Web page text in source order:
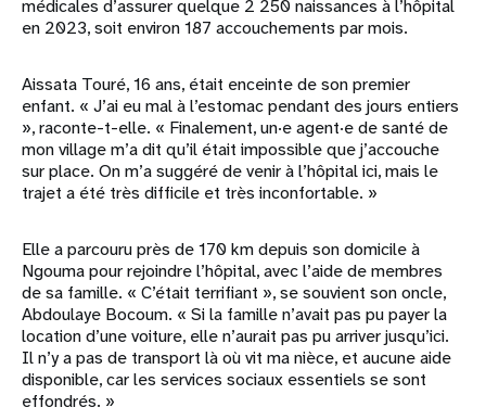
médicales d’assurer quelque 2 250 naissances à l’hôpital
en 2023, soit environ 187 accouchements par mois.
Aissata Touré, 16 ans, était enceinte de son premier
enfant. « J’ai eu mal à l’estomac pendant des jours entiers
», raconte-t-elle. « Finalement, un·e agent·e de santé de
mon village m’a dit qu’il était impossible que j’accouche
sur place. On m’a suggéré de venir à l’hôpital ici, mais le
trajet a été très difficile et très inconfortable. »
Elle a parcouru près de 170 km depuis son domicile à
Ngouma pour rejoindre l’hôpital, avec l’aide de membres
de sa famille. « C’était terrifiant », se souvient son oncle,
Abdoulaye Bocoum. « Si la famille n’avait pas pu payer la
location d’une voiture, elle n’aurait pas pu arriver jusqu’ici.
Il n’y a pas de transport là où vit ma nièce, et aucune aide
disponible, car les services sociaux essentiels se sont
effondrés. »